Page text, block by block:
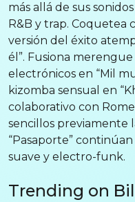
más allá de sus
R&B y trap. Coquetea
versión del éxito
él”. Fusiona
electrónicos en “Mil
kizomba sensual en
colaborativo con
sencillos previamente
“Pasaporte”
suave y electro-funk.
Trending on